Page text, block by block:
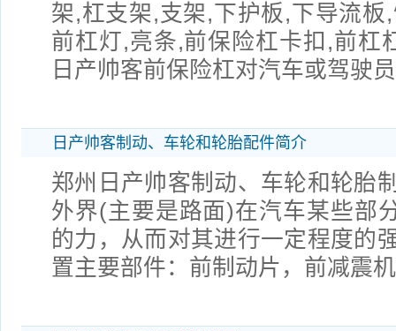
架,杠支架,支架,下护板,下导流
前杠灯,亮条,前保险杠卡扣,前杠
日产帅客前保险杠对汽车或驾驶
日产帅客制动、车轮和轮胎配件简介
郑州日产帅客制动、车轮和轮胎
外界(主要是路面)在汽车某些部
的力，从而对其进行一定程度的
置主要部件：前制动片，前减震